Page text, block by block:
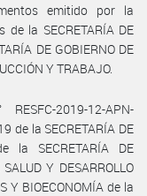
emitido por la
la SECRETARÍA DE
DE GOBIERNO DE
Y TRABAJO.
2019-12-APN-
de la SECRETARÍA DE
la SECRETARÍA DE
Y DESARROLLO
Y BIOECONOMÍA de la